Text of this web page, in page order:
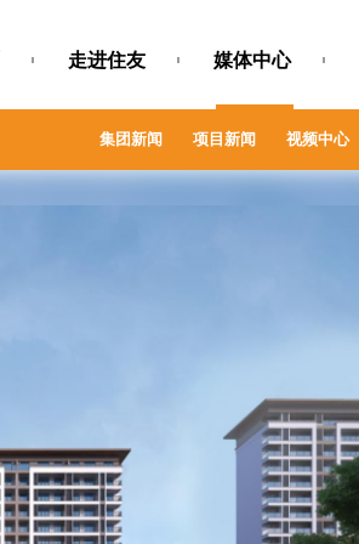
走进住友 媒体中心
集团新闻 项目新闻 视频中心